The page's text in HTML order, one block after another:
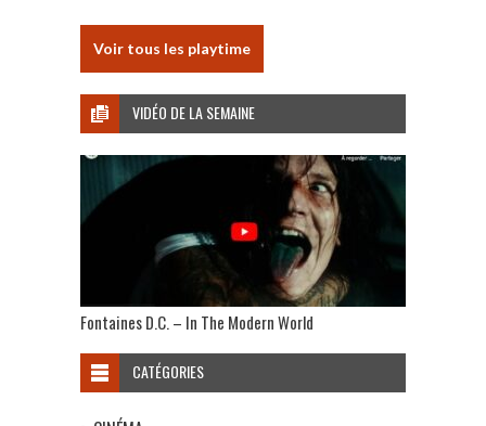
Voir tous les playtime
VIDÉO DE LA SEMAINE
Fontaines D.C. – In The Modern World
CATÉGORIES